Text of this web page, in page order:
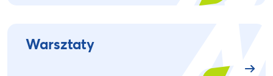
Warsztaty